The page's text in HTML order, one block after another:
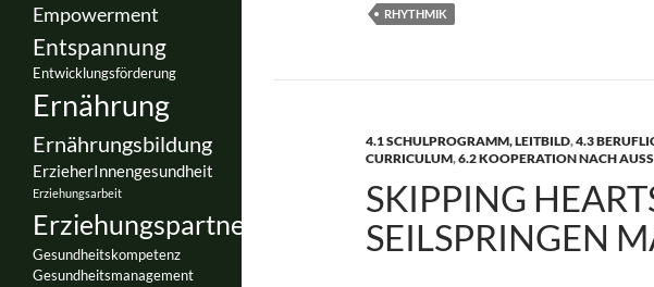
RHYTHMIK
4.1 SCHULPROGRAMM, LEITBILD,4.3
CURRICULUM,6.2 KOOPERATION NACH
SKIPPING
SEILSPRINGEN
Empowerment
Entspannung
Entwicklungsförderung
Ernährung
Ernährungsbildung
ErzieherInnengesundheit
Erziehungsarbeit
Erziehungspartnerschaft
Gesundheitskompetenz
Gesundheitsmanagement